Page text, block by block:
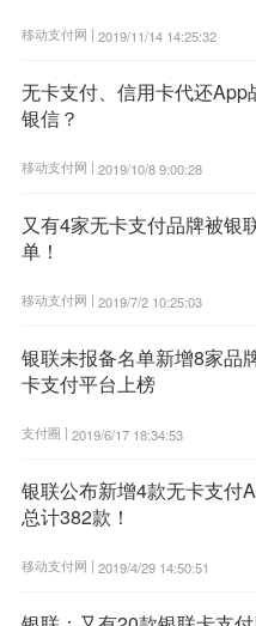
移动支付网 | 2019/11/14 14:25:32
无卡支付、信用卡代还App
银信？
移动支付网 | 2019/10/8 9:00:28
又有4家无卡支付品牌被银
单！
移动支付网 | 2019/7/2 10:25:03
银联未报备名单新增8家品
卡支付平台上榜
支付圈 | 2019/6/17 18:34:53
银联公布新增4款无卡支付
总计382款！
移动支付网 | 2019/4/29 14:50:51